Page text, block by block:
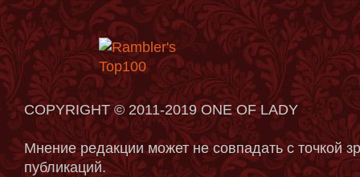
COPYRIGHT © 2011-2019 ONE OF LADY
Мнение редакции может не совпадать с точкой
публикаций.